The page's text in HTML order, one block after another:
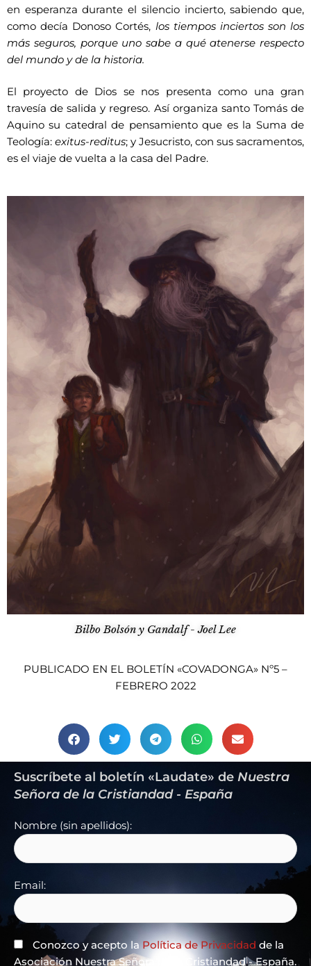
en esperanza durante el silencio incierto, sabiendo que,
como decía Donoso Cortés, los tiempos inciertos son los
más seguros, porque uno sabe a qué atenerse respecto
del mundo y de la historia.
El proyecto de Dios se nos presenta como una gran
travesía de salida y regreso. Así organiza santo Tomás de
Aquino su catedral de pensamiento que es la Suma de
Teología: exitus-reditus; y Jesucristo, con sus sacramentos,
es el viaje de vuelta a la casa del Padre.
Bilbo Bolsón y Gandalf - Joel Lee
PUBLICADO EN EL BOLETÍN «COVADONGA» Nº5 –
FEBRERO 2022
Suscríbete al boletín «Laudate» de Nuestra
Señora de la Cristiandad - España
Nombre (sin apellidos):
Email:
Conozco y acepto la Política de Privacidad de la
Asociación Nuestra Señora de la Cristiandad - España.